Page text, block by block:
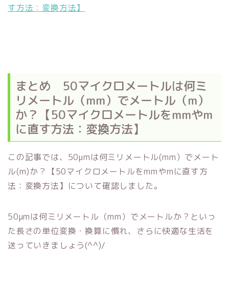
す方法：変換方法】
まとめ 50マイクロメートルは何ミ
リメートル（mm）でメートル（m）
か？【50マイクロメートルをmmやm
に直す方法：変換方法】
この記事では、50μmは何ミリメートル(mm）でメート
ル(m)か？【50マイクロメートルをmmやmに直す方
法：変換方法】について確認しました。
50μmは何ミリメートル（mm）でメートルか？といっ
た長さの単位変換・換算に慣れ、さらに快適な生活を
送っていきましょう(^^)/